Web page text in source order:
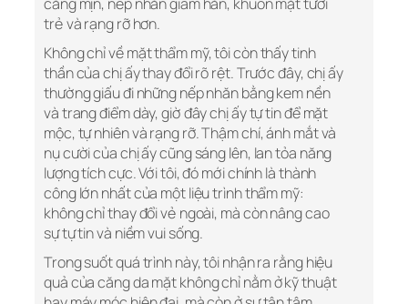
trẻ và rạng rỡ hơn.
Không chỉ về mặt thẩm mỹ, tôi còn thấy tinh
thần của chị ấy thay đổi rõ rệt. Trước đây, chị ấy
thường giấu đi những nếp nhăn bằng kem nền
và trang điểm dày, giờ đây chị ấy tự tin để mặt
mộc, tự nhiên và rạng rỡ. Thậm chí, ánh mắt và
nụ cười của chị ấy cũng sáng lên, lan tỏa năng
lượng tích cực. Với tôi, đó mới chính là thành
công lớn nhất của một liệu trình thẩm mỹ:
không chỉ thay đổi vẻ ngoài, mà còn nâng cao
sự tự tin và niềm vui sống.
Trong suốt quá trình này, tôi nhận ra rằng hiệu
quả của căng da mặt không chỉ nằm ở kỹ thuật